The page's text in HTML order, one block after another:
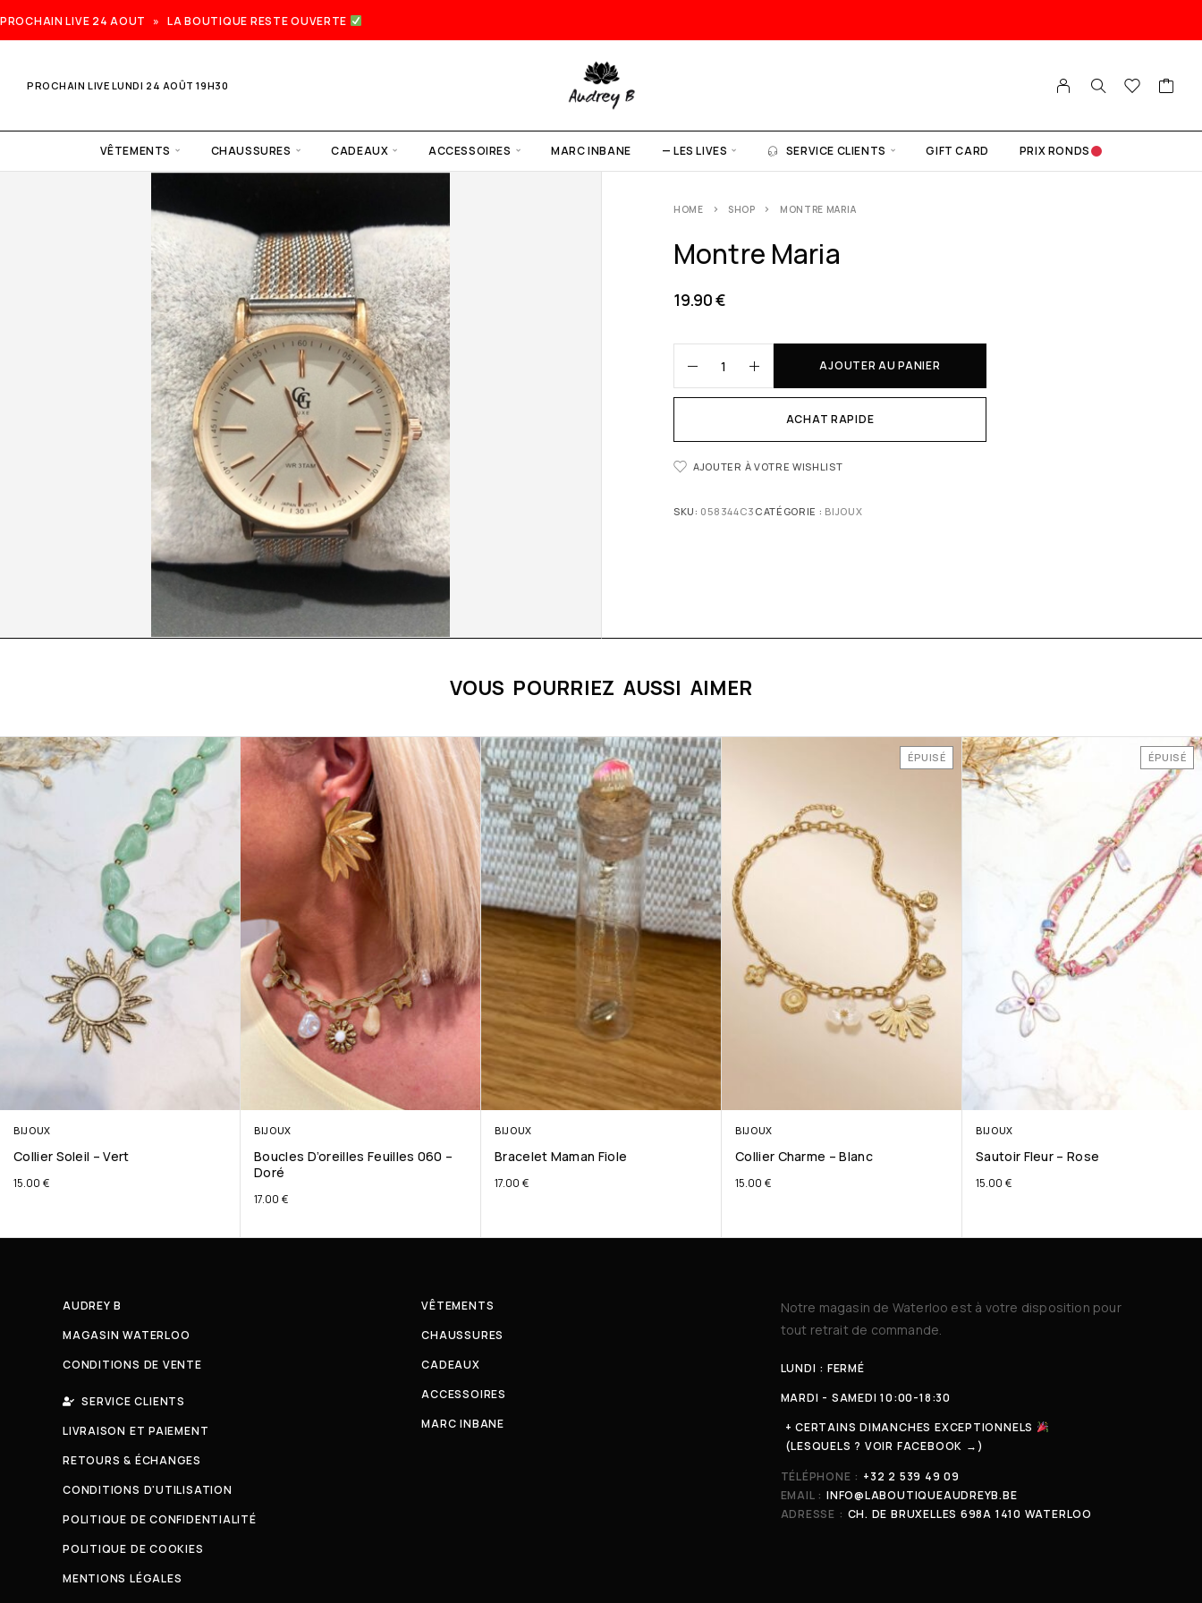
PROCHAIN LIVE 24 AOUT » LA BOUTIQUE RESTE OUVERTE
PROCHAIN LIVE LUNDI 24 AOÛT 19H30
VÊTEMENTS CHAUSSURES CADEAUX ACCESSOIRES MARC INBANE — LES LIVES SERVICE CLIENTS GIFT CARD PRIX RONDS
HOME SHOP MONTRE MARIA
Montre Maria
19.90€
AJOUTER AU PANIER
ACHAT RAPIDE
AJOUTER À VOTRE WISHLIST
SKU: 058344C3 CATÉGORIE : BIJOUX
VOUS POURRIEZ AUSSI AIMER
BIJOUX
Collier Soleil – Vert
15.00 €
BIJOUX
Boucles D’oreilles Feuilles 060 –
Doré
17.00 €
BIJOUX
Bracelet Maman Fiole
17.00 €
ÉPUISÉ
BIJOUX
Collier Charme – Blanc
15.00 €
ÉPUISÉ
BIJOUX
Sautoir Fleur – Rose
15.00 €
AUDREY B
MAGASIN WATERLOO
CONDITIONS DE VENTE
SERVICE CLIENTS
LIVRAISON ET PAIEMENT
RETOURS & ÉCHANGES
CONDITIONS D'UTILISATION
POLITIQUE DE CONFIDENTIALITÉ
POLITIQUE DE COOKIES
MENTIONS LÉGALES
VÊTEMENTS
CHAUSSURES
CADEAUX
ACCESSOIRES
MARC INBANE
Notre magasin de Waterloo est à votre disposition pour
tout retrait de commande.
LUNDI : FERMÉ
MARDI - SAMEDI 10:00-18:30
+ CERTAINS DIMANCHES EXCEPTIONNELS
(LESQUELS ? VOIR FACEBOOK →)
TÉLÉPHONE : +32 2 539 49 09
EMAIL : INFO@LABOUTIQUEAUDREYB.BE
ADRESSE : CH. DE BRUXELLES 698A 1410 WATERLOO